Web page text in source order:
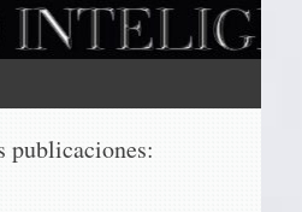
publicaciones: